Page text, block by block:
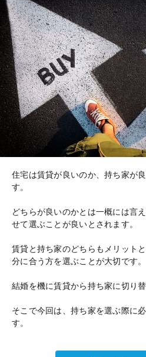
住宅は賃貸が良いのか、持ち家が
す。
どちらが良いのかとは一概には言
せて選ぶことが良いとされます。
賃貸と持ち家のどちらもメリット
分に合う方を選ぶことが大切です。
結婚を機に賃貸から持ち家に切り
そこで今回は、持ち家を選ぶ際に
す。